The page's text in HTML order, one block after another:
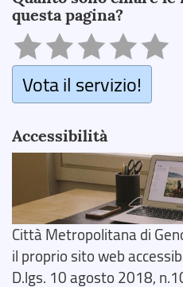
questa pagina?
Vota il servizio!
Accessibilità
Città Metropolitana di
il proprio sito web
D.lgs. 10 agosto 2018,